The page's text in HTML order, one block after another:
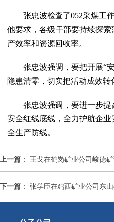
张忠波检查了052采煤工
他要求，各级干部要持续探
产效率和资源回收率。
张忠波强调，要把开展“
隐患清零，切实把活动成效转
张忠波强调，要进一步
安全红线底线，全力护航企
全生产防线。
上一篇 ： 王戈在鹤岗矿业公司峻德
下一篇 ： 张学臣在鸡西矿业公司东